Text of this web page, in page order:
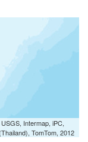
Intermap, iPC,
TomTom, 2012